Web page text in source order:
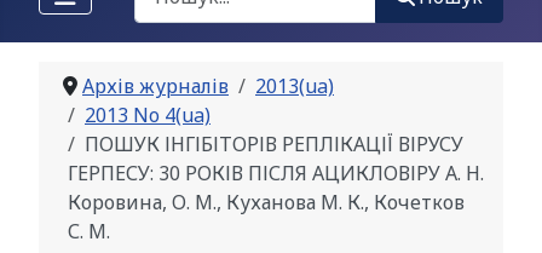
Архів журналів
2013(ua)
2013 No 4(ua)
ПОШУК ІНГІБІТОРІВ РЕПЛІКАЦІЇ ВІРУСУ
ГЕРПЕСУ: 30 РОКІВ ПІСЛЯ АЦИКЛОВІРУ А. Н.
Коровина, О. М., Куханова М. К., Кочетков
С. М.